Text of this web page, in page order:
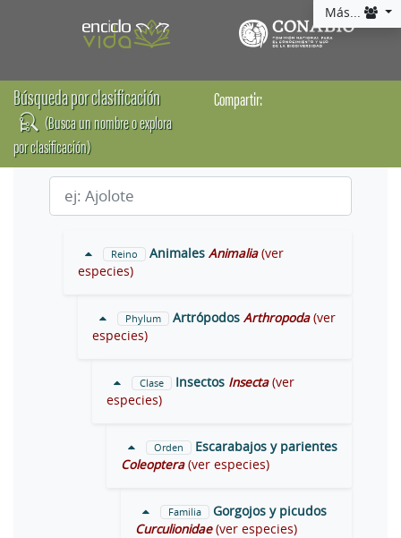
Más...
Búsqueda por clasificación
(Busca un nombre o explora
por clasificación)
Compartir:
Reino Animales Animalia (ver
especies)
Phylum Artrópodos Arthropoda (ver
especies)
Clase Insectos Insecta (ver
especies)
Orden
Escarabajos y parientes
Coleoptera (ver especies)
Familia
Gorgojos y picudos
Curculionidae (ver especies)